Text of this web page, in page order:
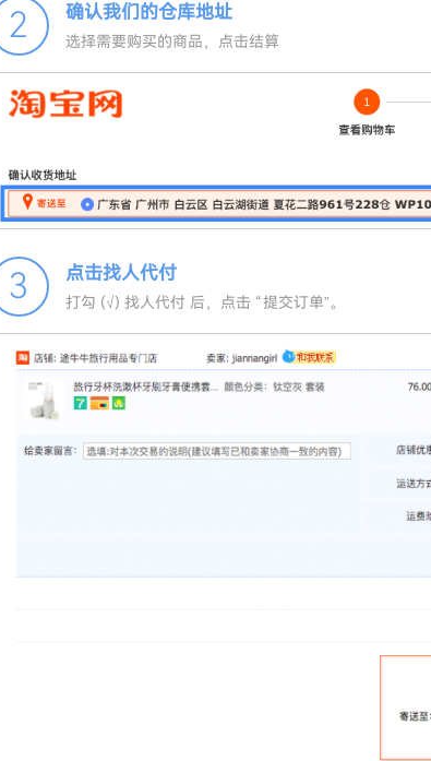
2 确认我们的仓库地址
选择需要购买的商品，点击结算
3 点击找人代付
打勾 (√) 找人代付 后，点击 “提交订单”。